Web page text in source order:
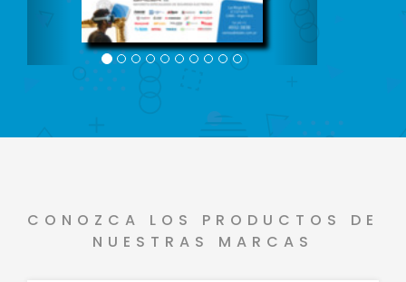
CONOZCA LOS PRODUCTOS DE
NUESTRAS MARCAS